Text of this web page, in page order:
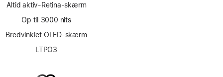
Altid aktiv-Retina-skærm
Op til 3000 nits
Bredvinklet OLED-skærm
LTPO3